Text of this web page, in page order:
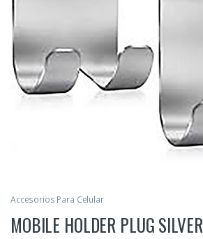
Accesorios Para Celular
MOBILE HOLDER PLUG SILVER